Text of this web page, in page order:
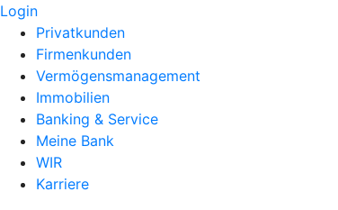
Login
Privatkunden
Firmenkunden
Vermögensmanagement
Immobilien
Banking & Service
Meine Bank
WIR
Karriere